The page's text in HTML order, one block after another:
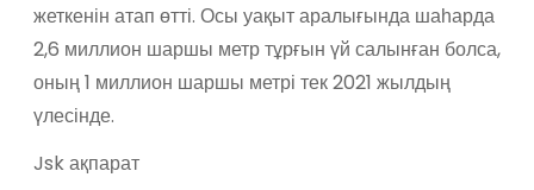
жеткенін атап өтті. Осы уақыт аралығында шаһарда
2,6 миллион шаршы метр тұрғын үй салынған болса,
оның 1 миллион шаршы метрі тек 2021 жылдың
үлесінде.
Jsk ақпарат